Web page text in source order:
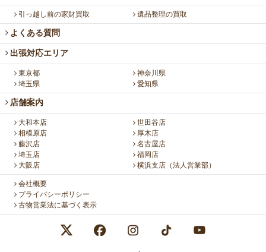
引っ越し前の家財買取 遺品整理の買取
よくある質問
出張対応エリア
東京都
神奈川県
埼玉県
愛知県
店舗案内
大和本店
世田谷店
相模原店
厚木店
藤沢店
名古屋店
埼玉店
福岡店
大阪店
横浜支店（法人営業部）
会社概要
プライバシーポリシー
古物営業法に基づく表示